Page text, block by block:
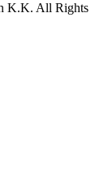
K.K. All Rights